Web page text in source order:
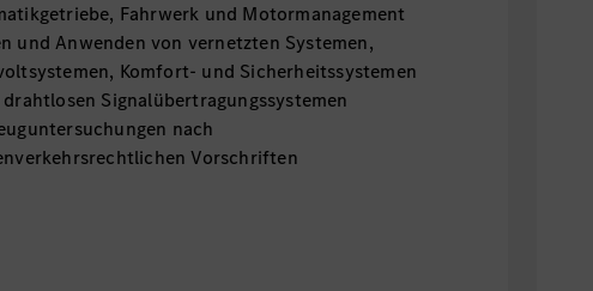
Fahrwerk und Motormanagement
und Anwenden von vernetzten Systemen,
Komfort- und Sicherheitssystemen
Signalübertragungssystemen
nach
Vorschriften